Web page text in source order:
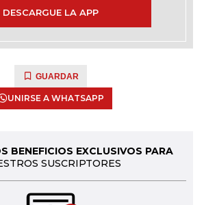
DESCARGUE LA APP
GUARDAR
UNIRSE A WHATSAPP
BENEFICIOS EXCLUSIVOS PARA
SUSCRIPTORES